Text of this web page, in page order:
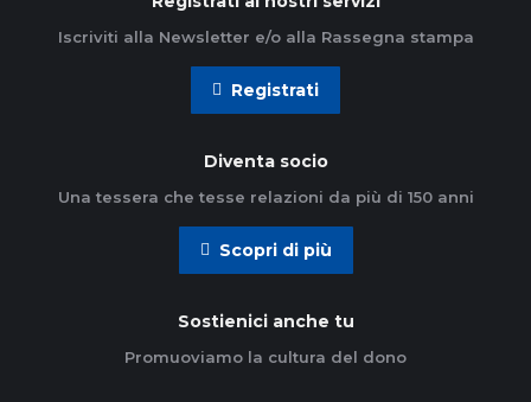
Iscriviti alla Newsletter e/o alla Rassegna stampa
Registrati
Diventa socio
Una tessera che tesse relazioni da più di 150 anni
Scopri di più
Sostienici anche tu
Promuoviamo la cultura del dono